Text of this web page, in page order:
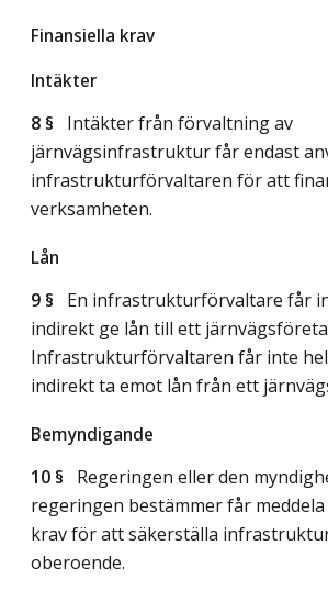
Finansiella krav
Intäkter
8 § Intäkter från förvaltning av
järnvägsinfrastruktur får endast
infrastrukturförvaltaren för att
verksamheten.
Lån
9 § En infrastrukturförvaltare får
indirekt ge lån till ett
Infrastrukturförvaltaren får inte
indirekt ta emot lån från ett
Bemyndigande
10 § Regeringen eller den
regeringen bestämmer får
krav för att säkerställa
oberoende.